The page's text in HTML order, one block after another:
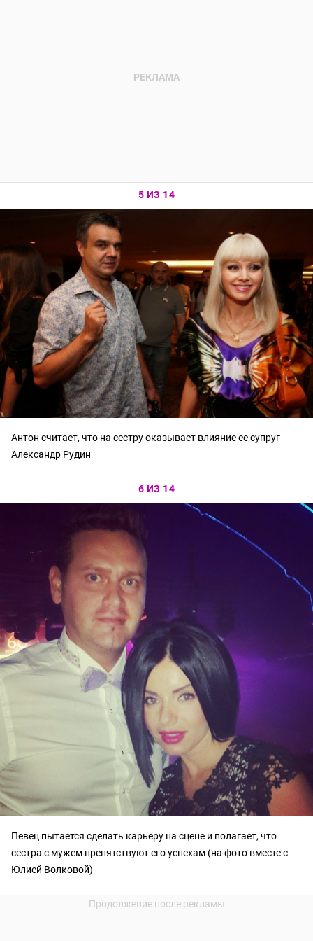
5 ИЗ 14
Антон считает, что на сестру оказывает влияние ее супруг
Александр Рудин
6 ИЗ 14
Певец пытается сделать карьеру на сцене и полагает, что
сестра с мужем препятствуют его успехам (на фото вместе с
Юлией Волковой)